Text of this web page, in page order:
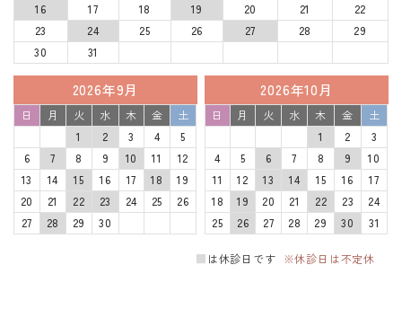
16
17 18 19 20 21
22
23
24 25 26 27 28
29
30
31
2026年9月
日 月 火 水 木 金
土
1
2 3 4
5
6
7 8 9 10 11
12
13
14 15 16 17 18
19
20
21 22 23 24 25
26
27
28 29 30
2026年10月
日 月 火 水 木 金
土
1
2
3
4
5 6 7 8 9
10
11
12 13 14 15 16
17
18
19 20 21 22 23
24
25
26 27 28 29 30 31
■ は休診日です ※休診日は不定休